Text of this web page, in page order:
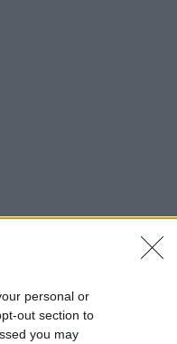
personal or
out section to
you may